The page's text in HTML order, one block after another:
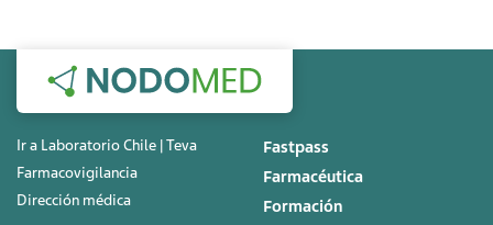
Ir a Laboratorio Chile | Teva
Farmacovigilancia
Dirección médica
Fastpass
Farmacéutica
Formación